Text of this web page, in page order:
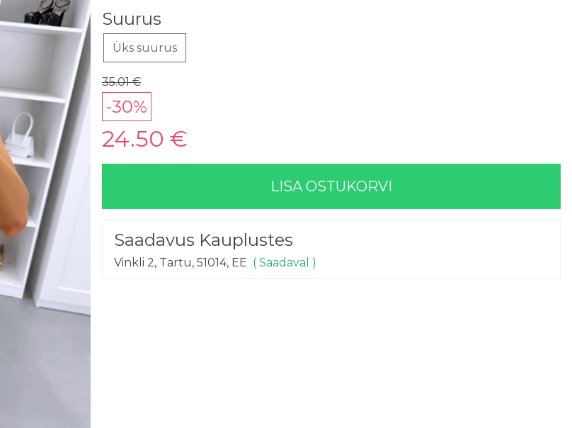
35.01 €
-30%
24.50 €
Suurus
Üks suurus
Saadavus Kauplustes
Vinkli 2, Tartu, 51014, EE ( Saadaval )
LISA OSTUKORVI